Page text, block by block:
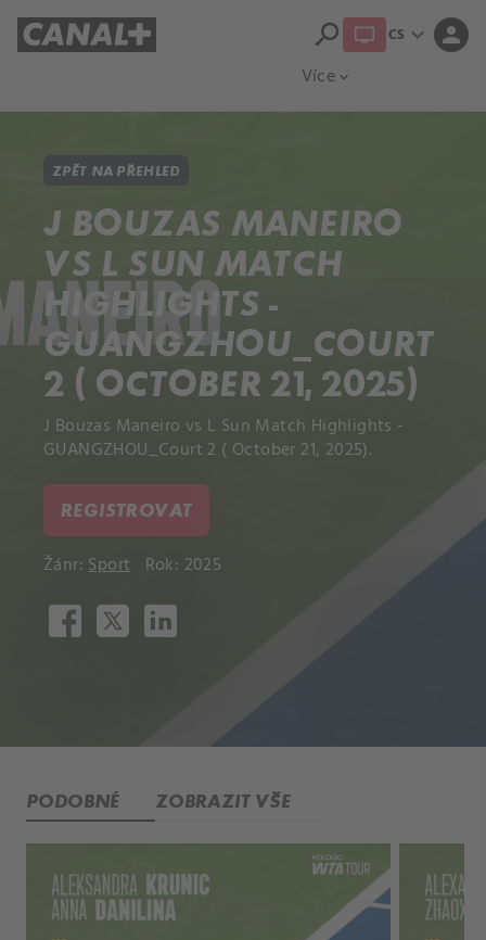
Více expand_more
search CS expand_more person
ZPĚT NA PŘEHLED
J BOUZAS MANEIRO
VS L SUN MATCH
HIGHLIGHTS -
GUANGZHOU_COURT
2 ( OCTOBER 21, 2025)
J Bouzas Maneiro vs L Sun Match Highlights -
GUANGZHOU_Court 2 ( October 21, 2025).
REGISTROVAT
Žánr:Sport Rok: 2025
PODOBNÉ ZOBRAZIT VŠE